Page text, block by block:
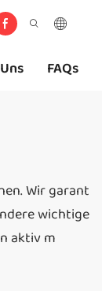
FAQs
Wir garant
wichtige
aktiv m